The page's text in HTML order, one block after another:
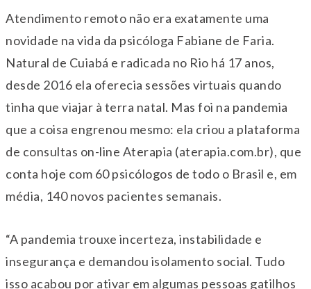
Atendimento remoto não era exatamente uma
novidade na vida da psicóloga Fabiane de Faria.
Natural de Cuiabá e radicada no Rio há 17 anos,
desde 2016 ela oferecia sessões virtuais quando
tinha que viajar à terra natal. Mas foi na pandemia
que a coisa engrenou mesmo: ela criou a plataforma
de consultas on-line Aterapia (aterapia.com.br), que
conta hoje com 60 psicólogos de todo o Brasil e, em
média, 140 novos pacientes semanais.
“A pandemia trouxe incerteza, instabilidade e
insegurança e demandou isolamento social. Tudo
isso acabou por ativar em algumas pessoas gatilhos